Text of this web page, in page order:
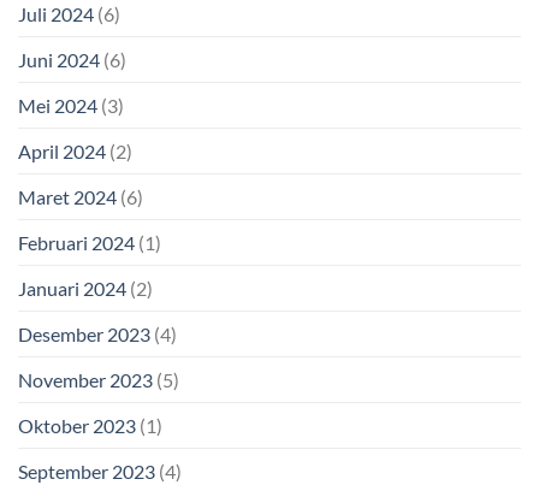
Juli 2024 (6)
Juni 2024 (6)
Mei 2024 (3)
April 2024 (2)
Maret 2024 (6)
Februari 2024 (1)
Januari 2024 (2)
Desember 2023 (4)
November 2023 (5)
Oktober 2023 (1)
September 2023 (4)